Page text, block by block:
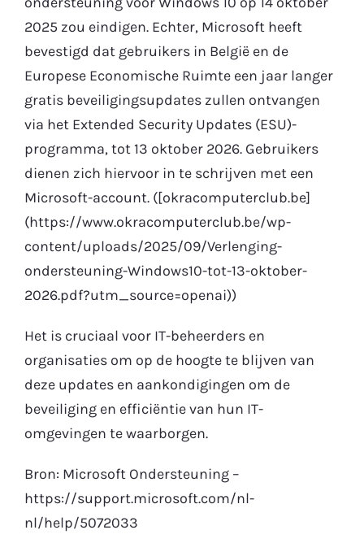
2025 zou eindigen. Echter, Microsoft heeft
bevestigd dat gebruikers in België en de
Europese Economische Ruimte een jaar langer
gratis beveiligingsupdates zullen ontvangen
via het Extended Security Updates (ESU)-
programma, tot 13 oktober 2026. Gebruikers
dienen zich hiervoor in te schrijven met een
Microsoft-account. ([okracomputerclub.be]
(https://www.okracomputerclub.be/wp-
content/uploads/2025/09/Verlenging-
ondersteuning-Windows10-tot-13-oktober-
2026.pdf?utm_source=openai))
Het is cruciaal voor IT-beheerders en
organisaties om op de hoogte te blijven van
deze updates en aankondigingen om de
beveiliging en efficiëntie van hun IT-
omgevingen te waarborgen.
Bron: Microsoft Ondersteuning –
https://support.microsoft.com/nl-
nl/help/5072033